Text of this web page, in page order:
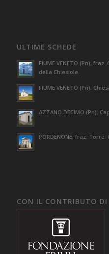
ULTIME SCHEDE
FIUME VENETO (Pn),
della Chiesiole.
FIUME VENETO (Pn).
AZZANO DECIMO (Pn).
PORDENONE, fraz.
CON IL CONTRIBUTO DI